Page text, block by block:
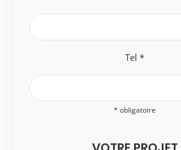
Tel *
* obligatoire